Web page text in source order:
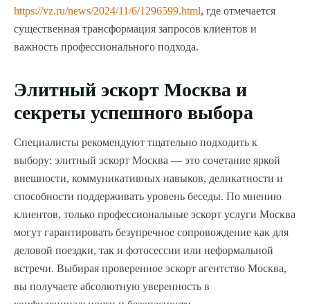
https://vz.ru/news/2024/11/6/1296599.html, где отмечается
существенная трансформация запросов клиентов и
важность профессионального подхода.
Элитный эскорт Москва и
секреты успешного выбора
Специалисты рекомендуют тщательно подходить к
выбору: элитный эскорт Москва — это сочетание яркой
внешности, коммуникативных навыков, деликатности и
способности поддерживать уровень беседы. По мнению
клиентов, только профессиональные эскорт услуги Москва
могут гарантировать безупречное сопровождение как для
деловой поездки, так и фотосессии или неформальной
встречи. Выбирая проверенное эскорт агентство Москва,
вы получаете абсолютную уверенность в